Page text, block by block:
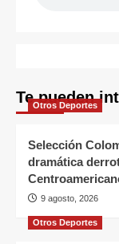
Te pueden
Otros Deportes
Selección
dramática
9 agosto, 2026
Otros Deportes